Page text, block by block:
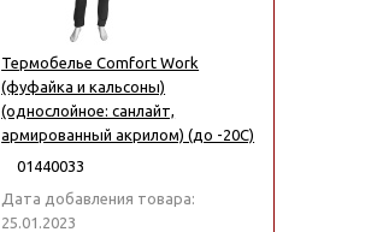
Термобелье Comfort Work
(фуфайка и кальсоны)
(однослойное: санлайт,
армированный акрилом) (до -20С)
01440033
Дата добавления товара:
25.01.2023